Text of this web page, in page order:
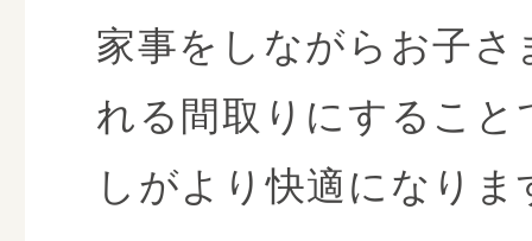
家事をしながらお子さ
れる間取りにすること
しがより快適になりま